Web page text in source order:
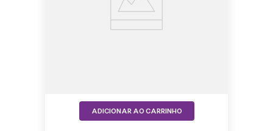
ADICIONAR AO CARRINHO